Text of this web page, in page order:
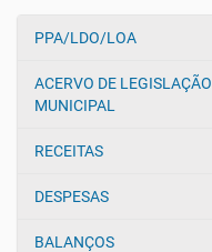
N
v
g
ç
ã
PPA/LDO/LOA
ACERVO DE LEGISLAÇÃO
MUNICIPAL
RECEITAS
DESPESAS
BALANÇOS